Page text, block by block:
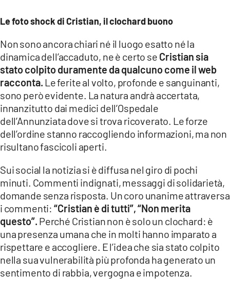
Le foto shock di Cristian, il clochard buono
Non sono ancora chiari né il luogo esatto né la
dinamica dell’accaduto, ne è certo se Cristian sia
stato colpito duramente da qualcuno come il web
racconta. Le ferite al volto, profonde e sanguinanti,
sono però evidente. La natura andrà accertata,
innanzitutto dai medici dell’Ospedale
dell’Annunziata dove si trova ricoverato. Le forze
dell’ordine stanno raccogliendo informazioni, ma non
risultano fascicoli aperti.
Sui social la notizia si è diffusa nel giro di pochi
minuti. Commenti indignati, messaggi di solidarietà,
domande senza risposta. Un coro unanime attraversa
i commenti: “Cristian è di tutti”, “Non merita
questo”. Perché Cristian non è solo un clochard: è
una presenza umana che in molti hanno imparato a
rispettare e accogliere. E l’idea che sia stato colpito
nella sua vulnerabilità più profonda ha generato un
sentimento di rabbia, vergogna e impotenza.